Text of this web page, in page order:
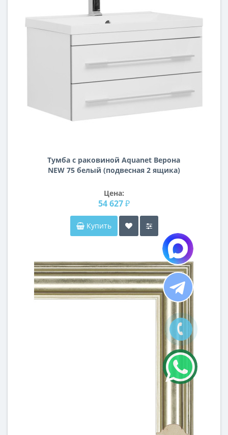
Тумба с раковиной Aquanet Верона
NEW 75 белый (подвесная 2 ящика)
Цена:
54 627 ₽
Купить